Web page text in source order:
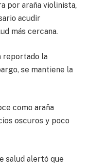
por araña violinista,
acudir
más cercana.
reportado la
se mantiene la
como araña
oscuros y poco
salud alertó que